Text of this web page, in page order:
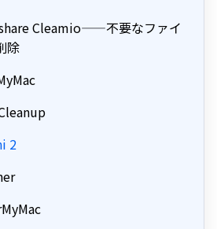
Cleamio——不要なファイ
除
2